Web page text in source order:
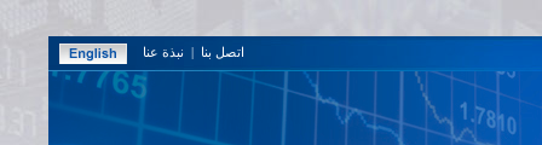
اتصل بنا | نبذة عنا